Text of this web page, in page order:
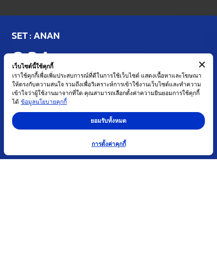
SET : ANAN
0.34THB
ปรับปรุงเมื่อ : 07 ส.ค. 2569 17:03
เปลี่ยนแปลง (%)
0.00 (0.00%)
ปริมาณซื้อขาย (หุ้น)
1,021,602
ช่วงราคาระหว่างวัน
0.33 - 0.34
เว็บไซต์นี้ใช้คุกกี้
เราใช้คุกกี้เพื่อเพิ่มประสบการณ์ที่ดีในการใช้เว็บไซต์ แสดงเนื้อหาและโฆษณา
ให้ตรงกับความสนใจ รวมถึงเพื่อวิเคราะห์การเข้าใช้งานเว็บไซต์และทำความ
เข้าใจว่าผู้ใช้งานมาจากที่ใด คุณสามารถเลือกตั้งค่าความยินยอมการใช้คุกกี้
ได้ ข้อมูลนโยบายคุกกี้
ยอมรับทั้งหมด
การตั้งค่าคุกกี้